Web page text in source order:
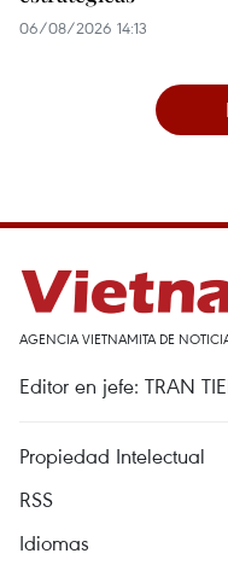
06/08/2026 14:13
AGENCIA VIETNAMITA DE
Editor en jefe: TRAN
Propiedad Intelectual
RSS
Idiomas